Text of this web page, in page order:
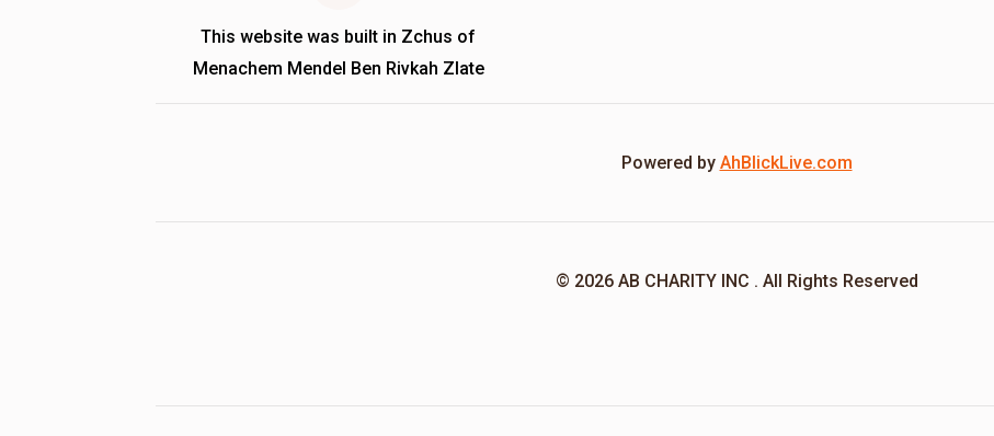
This website was built in Zchus of
Menachem Mendel Ben Rivkah Zlate
Powered by AhBlickLive.com
© 2026 AB CHARITY INC . All Rights Reserved